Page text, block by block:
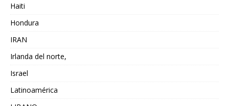
Haiti
Hondura
IRAN
Irlanda del norte,
Israel
Latinoamérica